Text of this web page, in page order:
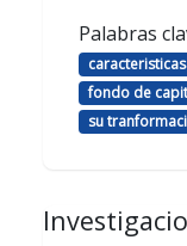
Palabras
caracteristicas
fondo de
su